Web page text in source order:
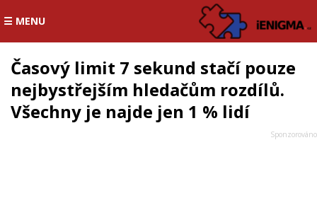
☰ MENU
Časový limit 7 sekund stačí pouze
nejbystřejším hledačům rozdílů.
Všechny je najde jen 1 % lidí